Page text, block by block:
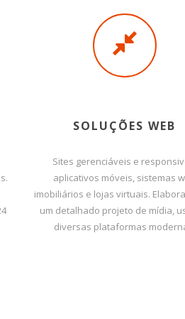
SOLUÇÕES WEB
Sites gerenciáveis e
aplicativos móveis, sistemas
imobiliários e lojas virtuais.
um detalhado projeto de mídia,
diversas plataformas